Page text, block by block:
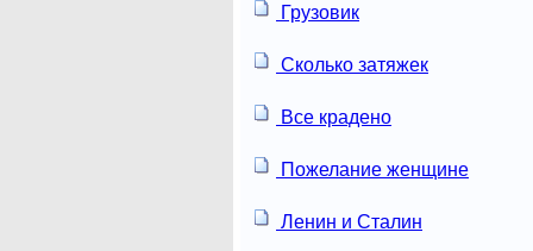
Грузовик
Сколько затяжек
Все крадено
Пожелание женщине
Ленин и Сталин